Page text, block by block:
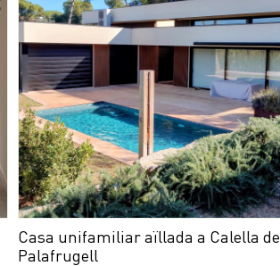
Casa unifamiliar aïllada a Calella de
Palafrugell